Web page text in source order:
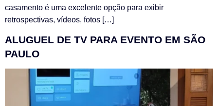
casamento é uma excelente opção para exibir
retrospectivas, vídeos, fotos […]
ALUGUEL DE TV PARA EVENTO EM SÃO
PAULO